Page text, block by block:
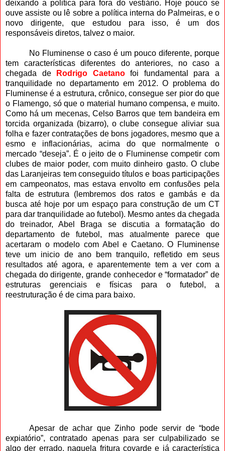
deixando a politica para fora do vestiário. Hoje pouco se
ouve assiste ou lê sobre a política interna do Palmeiras, e o
novo dirigente, que estudou para isso, é um dos
responsáveis diretos, talvez o maior.
No Fluminense o caso é um pouco diferente, porque
tem características diferentes do anteriores, no caso a
chegada de
Rodrigo Caetanofoi fundamental para a
tranquilidade no departamento em 2012. O problema do
Fluminense é a estrutura, crônico, consegue ser pior do que
o Flamengo, só que o material humano compensa, e muito.
Como há um mecenas, Celso Barros que tem bandeira em
torcida organizada (bizarro), o clube consegue aliviar sua
folha e fazer contratações de bons jogadores, mesmo que a
esmo e inflacionárias, acima do que normalmente o
mercado “deseja”. É o jeito de o Fluminense competir com
clubes de maior poder, com muito dinheiro gasto. O clube
das Laranjeiras tem conseguido títulos e boas participações
em campeonatos, mas estava envolto em confusões pela
falta de estrutura (lembremos dos ratos e gambás e da
busca até hoje por um espaço para construção de um CT
para dar tranquilidade ao futebol). Mesmo antes da chegada
do treinador, Abel Braga se discutia a formatação do
departamento de futebol, mas atualmente parece que
acertaram o modelo com Abel e Caetano. O Fluminense
teve um inicio de ano bem tranquilo, refletido em seus
resultados até agora, e aparentemente tem a ver com a
chegada do dirigente, grande conhecedor e “formatador” de
estruturas gerenciais e físicas para o futebol, a
reestruturação é de cima para baixo.
Apesar de achar que Zinho pode servir de “bode
expiatório”, contratado apenas para ser culpabilizado se
algo der errado, naquela fritura covarde e já característica